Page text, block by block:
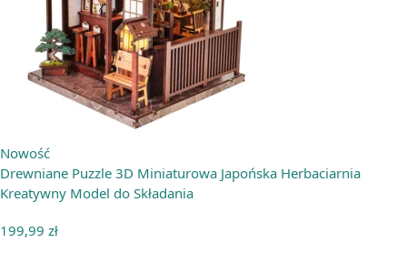
Nowość
Drewniane Puzzle 3D Miniaturowa Japońska Herbaciarnia
Kreatywny Model do Składania
199,99 zł